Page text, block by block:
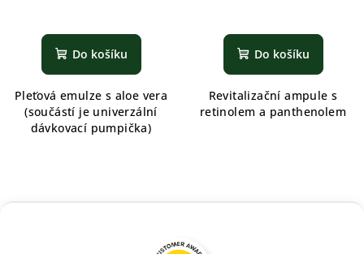
Do košíku
Pleťová emulze s aloe vera
(součástí je univerzální
dávkovací pumpička)
Do košíku
Revitalizační ampule s
retinolem a panthenolem